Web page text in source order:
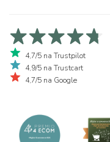
4,7/5 na Trustpilot
4,9/5 na Trustcart
4,7/5 na Google